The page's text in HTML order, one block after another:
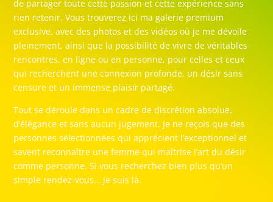
de partager toute cette passion et cette expérience sans
rien retenir. Vous trouverez ici ma galerie premium
exclusive, avec des photos et des vidéos où je me dévoile
pleinement, ainsi que la possibilité de vivre de véritables
rencontres, en ligne ou en personne, pour celles et ceux
qui recherchent une connexion profonde, un désir sans
censure et un immense plaisir partagé.
Tout se déroule dans un cadre de discrétion absolue,
d’élégance et sans aucun jugement. Je ne reçois que des
personnes sélectionnées qui apprécient l’exceptionnel et
savent reconnaître une femme qui maîtrise l’art du désir
comme personne. Si vous recherchez bien plus qu’un
simple rendez-vous… je suis là.